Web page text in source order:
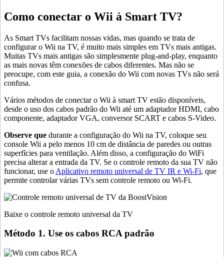
Como conectar o Wii à Smart TV?
As Smart TVs facilitam nossas vidas, mas quando se trata de
configurar o Wii na TV, é muito mais simples em TVs mais antigas.
Muitas TVs mais antigas são simplesmente plug-and-play, enquanto
as mais novas têm conexões de cabos diferentes. Mas não se
preocupe, com este guia, a conexão do Wii com novas TVs não será
confusa.
Vários métodos de conectar o Wii à smart TV estão disponíveis,
desde o uso dos cabos padrão do Wii até um adaptador HDMI, cabo
componente, adaptador VGA, conversor SCART e cabos S-Video.
Observe que durante a configuração do Wii na TV, coloque seu
console Wii a pelo menos 10 cm de distância de paredes ou outras
superfícies para ventilação. Além disso, a configuração do WiFi
precisa alterar a entrada da TV. Se o controle remoto da sua TV não
funcionar, use o Aplicativo remoto universal de TV IR e Wi-Fi, que
permite controlar várias TVs sem controle remoto ou Wi-Fi.
Baixe o controle remoto universal da TV
Método 1. Use os cabos RCA padrão